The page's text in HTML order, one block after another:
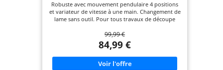
Vitesse – Bois, Métal, PVC – Batterie Non
Incluse
Robuste avec mouvement pendulaire 4 positions
et variateur de vitesse à une main. Changement de
lame sans outil. Pour tous travaux de découpe
fin. Outil vendu seul. Livrée avec 1 lame bois.
Course 25 mm. Vitesse 1100-3000 cp/min. Capacité
bois 101 mm. Batterie Non Incluse. Avec une
batterie 5,0 Ah, réalise environ 90 coupes de
38x89mm.
99,99 €
84,99 €